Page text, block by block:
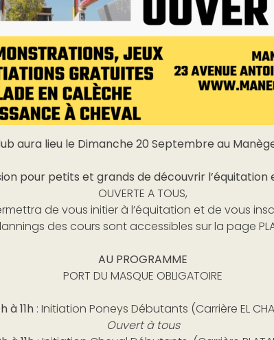
aura lieu le Dimanche 20 Septembre au
pour petits et grands de découvrir l’équitation
OUVERTE A TOUS,
de vous initier à l’équitation et de vous
des cours sont accessibles sur la page
AU PROGRAMME
PORT DU MASQUE OBLIGATOIRE
à 11h: Initiation Poneys Débutants (Carrière EL
Ouvert à tous